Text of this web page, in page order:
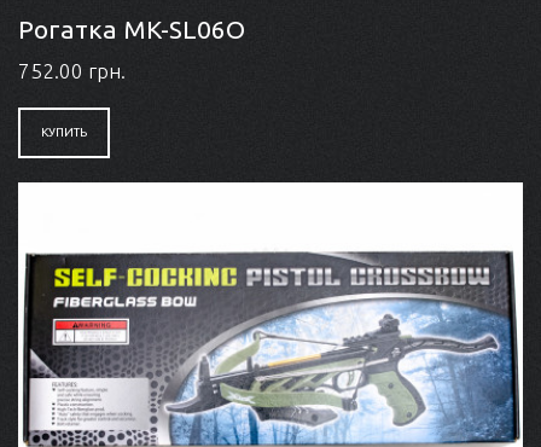
Рогатка MK-SL06O
752.00 грн.
КУПИТЬ